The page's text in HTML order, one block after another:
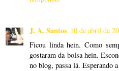
J. A. Santos 10 de abril de
Ficou linda hein. Como
gostaram da bolsa hein.
no blog, passa lá. Esperando